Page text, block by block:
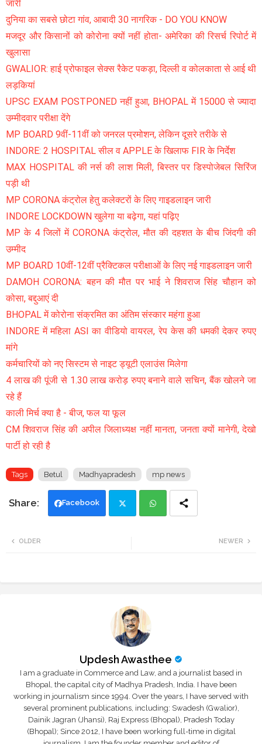
जारी
दुनिया का सबसे छोटा गांव, आबादी 30 नागरिक - DO YOU KNOW
मजदूर और किसानों को कोरोना क्यों नहीं होता- अमेरिका की रिसर्च रिपोर्ट में
खुलासा
GWALIOR: हाई प्रोफाइल सेक्स रैकेट पकड़ा, दिल्ली व कोलकाता से आई थी
लड़कियां
UPSC EXAM POSTPONED नहीं हुआ, BHOPAL में 15000 से ज्यादा
उम्मीदवार परीक्षा देंगे
MP BOARD 9वीं-11वीं को जनरल प्रमोशन, लेकिन दूसरे तरीके से
INDORE: 2 HOSPITAL सील व APPLE के खिलाफ FIR के निर्देश
MAX HOSPITAL की नर्स की लाश मिली, बिस्तर पर डिस्पोजेबल सिरिंज
पड़ी थी
MP CORONA कंट्रोल हेतु कलेक्टरों के लिए गाइडलाइन जारी
INDORE LOCKDOWN खुलेगा या बढ़ेगा, यहां पढ़िए
MP के 4 जिलों में CORONA कंट्रोल, मौत की दहशत के बीच जिंदगी की
उम्मीद
MP BOARD 10वीं-12वीं प्रैक्टिकल परीक्षाओं के लिए नई गाइडलाइन जारी
DAMOH CORONA: बहन की मौत पर भाई ने शिवराज सिंह चौहान को
कोसा, बद्दुआएं दी
BHOPAL में कोरोना संक्रमित का अंतिम संस्‍कार महंगा हुआ
INDORE में महिला ASI का वीडियो वायरल, रेप केस की धमकी देकर रुपए
मांगे
कर्मचारियों को नए सिस्टम से नाइट ड्यूटी एलाउंस मिलेगा
4 लाख की पूंजी से 1.30 लाख करोड़ रुपए बनाने वाले सचिन, बैंक खोलने जा
रहे हैं
काली मिर्च क्या है - बीज, फल या फूल
CM शिवराज सिंह की अपील जिलाध्यक्ष नहीं मानता, जनता क्यों मानेगी, देखो
पार्टी हो रही है
Tags Betul Madhyapradesh mp news
Facebook
NEWER
OLDER
Updesh Awasthee
I am a graduate in Commerce and Law, and a journalist based in
Bhopal, the capital city of Madhya Pradesh, India. I have been
working in journalism since 1994. Over the years, I have served with
several prominent publications, including: Swadesh (Gwalior),
Dainik Jagran (Jhansi), Raj Express (Bhopal), Pradesh Today
(Bhopal); Since 2012, I have been working full-time in digital